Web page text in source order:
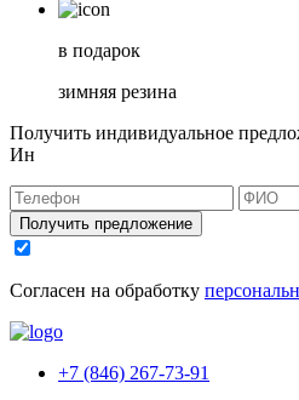
в подарок
зимняя резина
Получить индивидуальное
Ин
Получить предложение
Согласен на обработку
+7 (846) 267-73-91